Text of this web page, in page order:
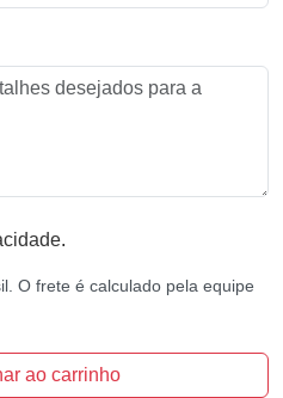
.
O frete é calculado pela equipe
ao carrinho